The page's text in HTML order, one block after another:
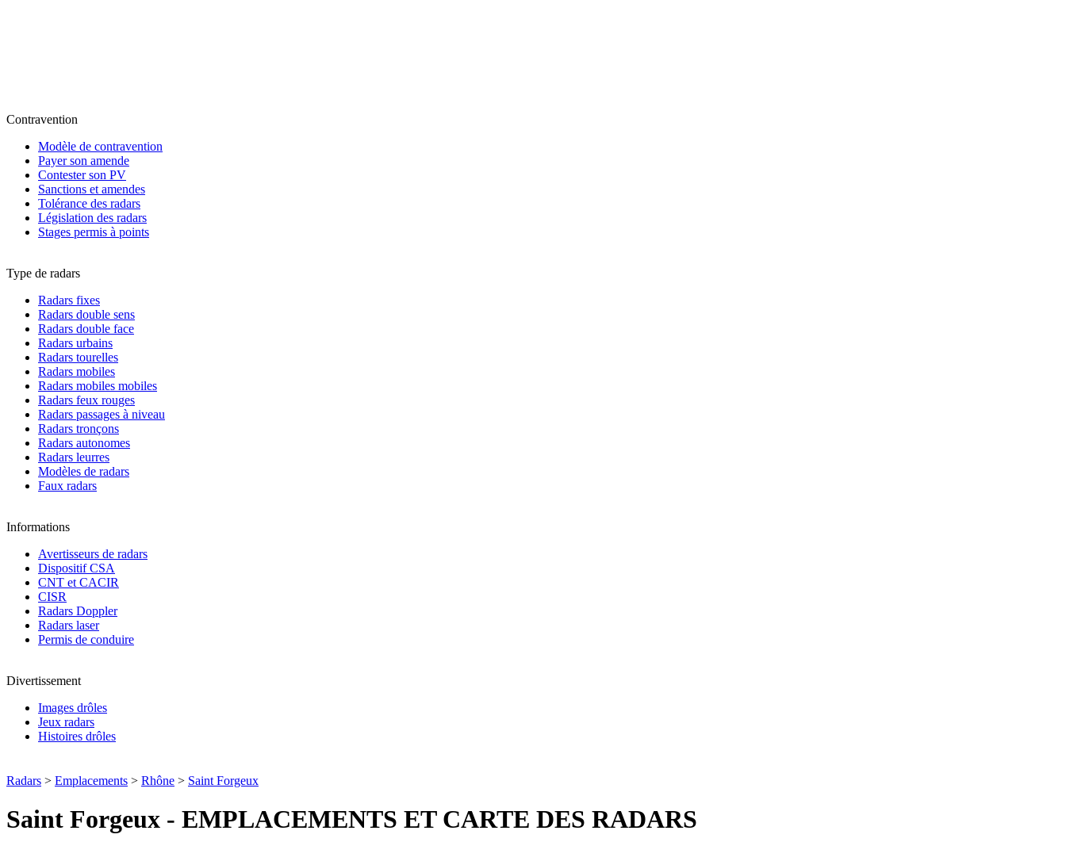
Contravention
Modèle de contravention
Payer son amende
Contester son PV
Sanctions et amendes
Tolérance des radars
Législation des radars
Stages permis à points
Type de radars
Radars fixes
Radars double sens
Radars double face
Radars urbains
Radars tourelles
Radars mobiles
Radars mobiles mobiles
Radars feux rouges
Radars passages à niveau
Radars tronçons
Radars autonomes
Radars leurres
Modèles de radars
Faux radars
Informations
Avertisseurs de radars
Dispositif CSA
CNT et CACIR
CISR
Radars Doppler
Radars laser
Permis de conduire
Divertissement
Images drôles
Jeux radars
Histoires drôles
Radars > Emplacements > Rhône > Saint Forgeux
Saint Forgeux - EMPLACEMENTS ET CARTE DES RADARS